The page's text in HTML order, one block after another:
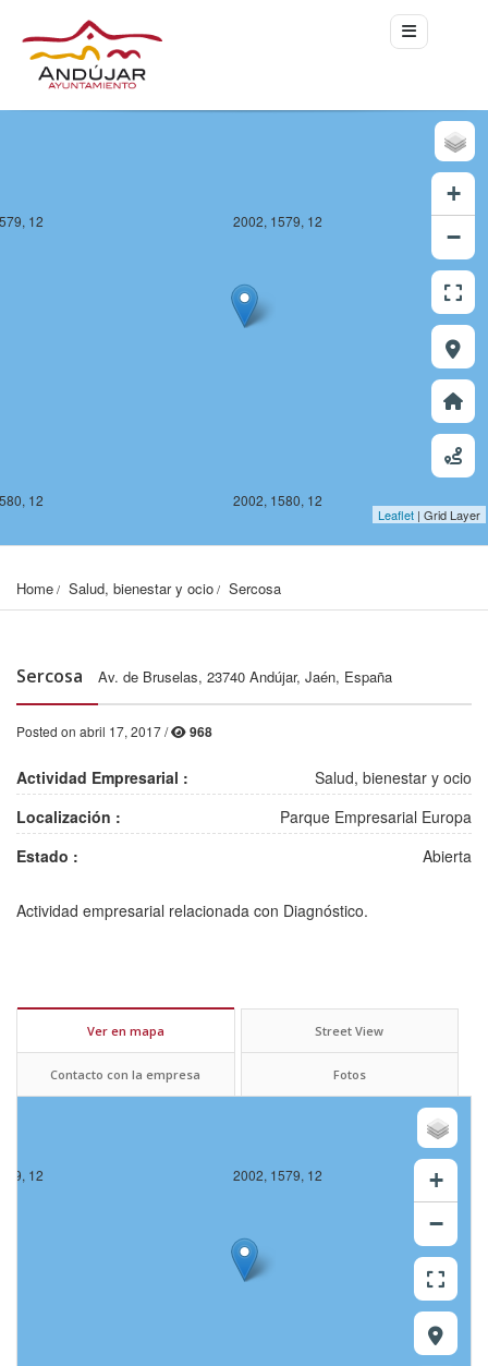
12 2002, 1579, 12
12 2002, 1580, 12
+
−
Leaflet | Grid Layer
Home Salud, bienestar y ocio Sercosa
Sercosa Av. de Bruselas, 23740 Andújar, Jaén, España
Posted on abril 17, 2017 / 968
Actividad Empresarial :
Salud, bienestar y ocio
Localización :
Parque Empresarial Europa
Estado :
Abierta
Actividad empresarial relacionada con Diagnóstico.
Ver en mapa Street View
Contacto con la empresa Fotos
12 2002, 1579, 12
+
−